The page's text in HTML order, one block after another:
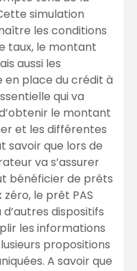
simulation
les conditions
taux, le montant
aussi les
en place du crédit à
qui va
le montant
et les différentes
savoir que lors de
va s’assurer
bénéficier de prêts
le prêt PAS
dispositifs
les informations
propositions
A savoir que